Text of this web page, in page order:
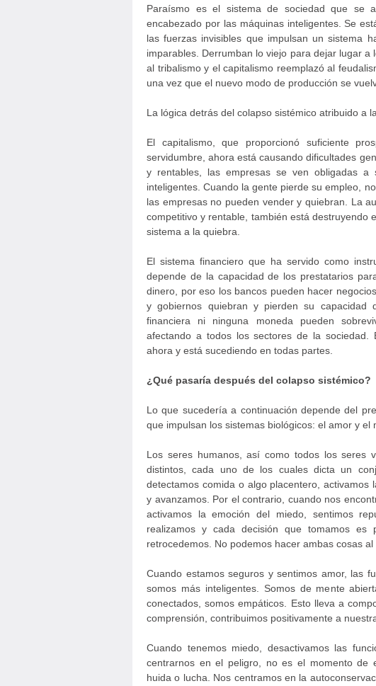
Paraísmo es el sistema de sociedad que se
encabezado por las máquinas inteligentes. Se
las fuerzas invisibles que impulsan un sistema
imparables. Derrumban lo viejo para dejar lugar
al tribalismo y el capitalismo reemplazó al
una vez que el nuevo modo de producción se
La lógica detrás del colapso sistémico atribuido a
El capitalismo, que proporcionó suficiente
servidumbre, ahora está causando dificultades
y rentables, las empresas se ven obligadas a
inteligentes. Cuando la gente pierde su empleo,
las empresas no pueden vender y quiebran. La
competitivo y rentable, también está destruyendo
sistema a la quiebra.
El sistema financiero que ha servido como
depende de la capacidad de los prestatarios
dinero, por eso los bancos pueden hacer
y gobiernos quiebran y pierden su capacidad
financiera ni ninguna moneda pueden
afectando a todos los sectores de la sociedad.
ahora y está sucediendo en todas partes.
¿Qué pasaría después del colapso sistémico?
Lo que sucedería a continuación depende del
que impulsan los sistemas biológicos: el amor y el
Los seres humanos, así como todos los seres
distintos, cada uno de los cuales dicta un
detectamos comida o algo placentero,
y avanzamos. Por el contrario, cuando nos
activamos la emoción del miedo, sentimos
realizamos y cada decisión que tomamos
retrocedemos. No podemos hacer ambas cosas al
Cuando estamos seguros y sentimos amor, las
somos más inteligentes. Somos de mente
conectados, somos empáticos. Esto lleva a
comprensión, contribuimos positivamente a
Cuando tenemos miedo, desactivamos las
centrarnos en el peligro, no es el momento de
huida o lucha. Nos centramos en la